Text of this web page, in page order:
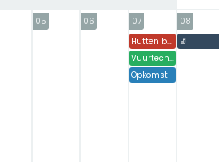
05 06
07
Hutten bouwen en NPK thema
Vuurtechniek Insigne (2)
Opkomst
08
🧦